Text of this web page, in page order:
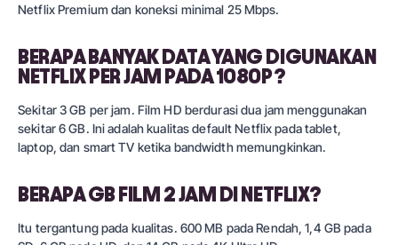
Netflix Premium dan koneksi minimal 25 Mbps.
BERAPA BANYAK DATA YANG DIGUNAKAN
NETFLIX PER JAM PADA 1080P?
Sekitar 3 GB per jam. Film HD berdurasi dua jam menggunakan
sekitar 6 GB. Ini adalah kualitas default Netflix pada tablet,
laptop, dan smart TV ketika bandwidth memungkinkan.
BERAPA GB FILM 2 JAM DI NETFLIX?
Itu tergantung pada kualitas. 600 MB pada Rendah, 1,4 GB pada